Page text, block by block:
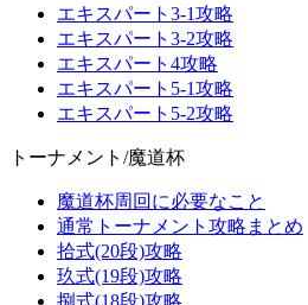
エキスパート3-1攻略
エキスパート3-2攻略
エキスパート4攻略
エキスパート5-1攻略
エキスパート5-2攻略
トーナメント/魔道杯
魔道杯周回に必要なこと
通常トーナメント攻略まとめ
拾式(20段)攻略
玖式(19段)攻略
捌式(18段)攻略